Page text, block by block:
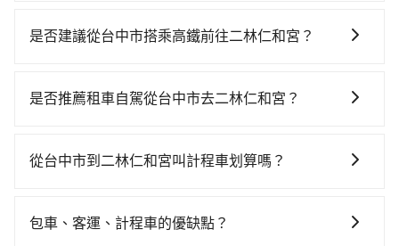
要在期限內完成去程訂購，並在結帳時輸入該折扣碼，
是否建議從台中市搭乘高鐵前往二林仁和宮？
時、轉車麻煩！不過從最早一班車06:25到末班車
市烏日區步行或搭乘公車前往台中高鐵站，接著在站內
高鐵從台中站前往雲林高鐵站，每人票價230元，再用5
是否推薦租車自駕從台中市去二林仁和宮？
時不需要閉目養神（因為要自己開車），最重要的是你
$115~205承租小轎車，每公里再額外加收$3.2，從台中
從台中市到二林仁和宮叫計程車划算嗎？
灣大車隊、Uber、Line Taxi、Yoxi等，如果在路邊攔不
包車、客運、計程車的優缺點？